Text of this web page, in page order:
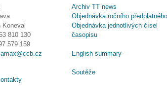
Koneval
810 130
579 159
Archiv TT news
Objednávka ročního předplatného
Objednávka jednotlivých čísel
časopisu
English summary
Soutěže